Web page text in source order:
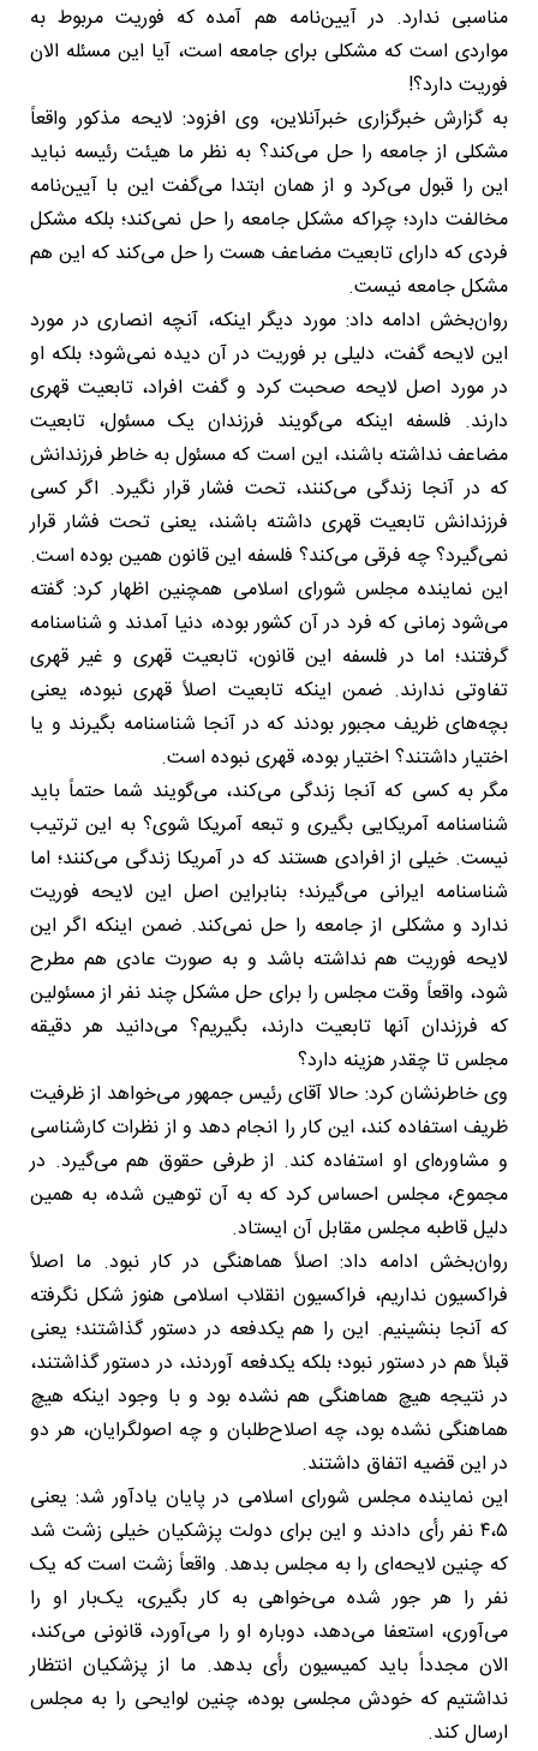
مناسبی ندارد. در آیین‌نامه هم آمده که فوریت مربوط به
مواردی است که مشکلی برای جامعه است، آیا این مسئله الان
فوریت دارد؟!
به گزارش خبرگزاری خبرآنلاین، وی افزود: لایحه مذکور واقعاً
مشکلی از جامعه را حل می‌کند؟ به نظر ما هیئت رئیسه نباید
این را قبول می‌کرد و از همان ابتدا می‌گفت این با آیین‌نامه
مخالفت دارد؛ چراکه مشکل جامعه را حل نمی‌کند؛ بلکه مشکل
فردی که دارای تابعیت مضاعف هست را حل می‌کند که این هم
مشکل جامعه نیست.
روان‌بخش ادامه داد: مورد دیگر اینکه، آنچه انصاری در مورد
این لایحه گفت، دلیلی بر فوریت در آن دیده نمی‌شود؛ بلکه او
در مورد اصل لایحه صحبت کرد و گفت افراد، تابعیت قهری
دارند. فلسفه اینکه می‌گویند فرزندان یک مسئول، تابعیت
مضاعف نداشته باشند، این است که مسئول به خاطر فرزندانش
که در آنجا زندگی می‌کنند، تحت فشار قرار نگیرد. اگر کسی
فرزندانش تابعیت قهری داشته باشند، یعنی تحت فشار قرار
نمی‌گیرد؟ چه فرقی می‌کند؟ فلسفه این قانون همین بوده است.
این نماینده مجلس شورای اسلامی همچنین اظهار کرد: گفته
می‌شود زمانی که فرد در آن کشور بوده، دنیا آمدند و شناسنامه
گرفتند؛ اما در فلسفه این قانون، تابعیت قهری و غیر قهری
تفاوتی ندارند. ضمن اینکه تابعیت اصلاً قهری نبوده، یعنی
بچه‌های ظریف مجبور بودند که در آنجا شناسنامه بگیرند و یا
اختیار داشتند؟ اختیار بوده، قهری نبوده است.
مگر به کسی که آنجا زندگی می‌کند، می‌گویند شما حتماً باید
شناسنامه آمریکایی بگیری و تبعه آمریکا شوی؟ به این ترتیب
نیست. خیلی از افرادی هستند که در آمریکا زندگی می‌کنند؛ اما
شناسنامه ایرانی می‌گیرند؛ بنابراین اصل این لایحه فوریت
ندارد و مشکلی از جامعه را حل نمی‌کند. ضمن اینکه اگر این
لایحه فوریت هم نداشته باشد و به صورت عادی هم مطرح
شود، واقعاً وقت مجلس را برای حل مشکل چند نفر از مسئولین
که فرزندان آنها تابعیت دارند، بگیریم؟ می‌دانید هر دقیقه
مجلس تا چقدر هزینه دارد؟
وی خاطرنشان کرد: حالا آقای رئیس جمهور می‌خواهد از ظرفیت
ظریف استفاده کند، این کار را انجام دهد و از نظرات کارشناسی
و مشاوره‌ای او استفاده کند. از طرفی حقوق هم می‌گیرد. در
مجموع، مجلس احساس کرد که به آن توهین شده، به همین
دلیل قاطبه مجلس مقابل آن ایستاد.
روان‌بخش ادامه داد: اصلاً هماهنگی در کار نبود. ما اصلاً
فراکسیون نداریم، فراکسیون انقلاب اسلامی هنوز شکل نگرفته
که آنجا بنشینیم. این را هم یکدفعه در دستور گذاشتند؛ یعنی
قبلاً هم در دستور نبود؛ بلکه یکدفعه آوردند، در دستور گذاشتند،
در نتیجه هیچ هماهنگی هم نشده بود و با وجود اینکه هیچ
هماهنگی نشده بود، چه اصلاح‌طلبان و چه اصولگرایان، هر دو
در این قضیه اتفاق داشتند.
این نماینده مجلس شورای اسلامی در پایان یادآور شد: یعنی
۴،۵ نفر رأی دادند و این برای دولت پزشکیان خیلی زشت شد
که چنین لایحه‌ای را به مجلس بدهد. واقعاً زشت است که یک
نفر را هر جور شده می‌خواهی به کار بگیری، یک‌بار او را
می‌آوری، استعفا می‌دهد، دوباره او را می‌آورد، قانونی می‌کند،
الان مجدداً باید کمیسیون رأی بدهد. ما از پزشکیان انتظار
نداشتیم که خودش مجلسی بوده، چنین لوایحی را به مجلس
ارسال کند.